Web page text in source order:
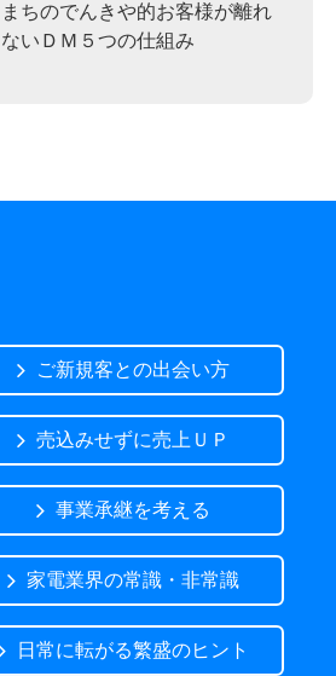
まちのでんきや的お客様が離れ
ないＤＭ５つの仕組み
ご新規客との出会い方
売込みせずに売上ＵＰ
事業承継を考える
家電業界の常識・非常識
日常に転がる繁盛のヒント